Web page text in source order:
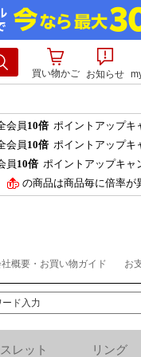
買い物かご お知らせ
会員 10倍 ポイントアップキ
会員 10倍 ポイントアップキ
員 10倍 ポイントアップキャ
の商品は商品毎に倍率が